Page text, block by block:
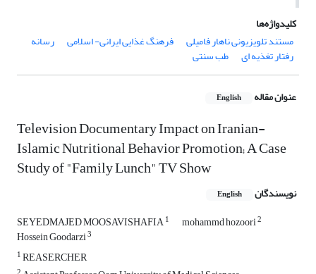
کلیدواژه‌ها
مستند تلویزیونی ناهار فامیلی
فرهنگ غذایی ایرانی- اسلامی رسانه
رفتار تغذیه ای طب سنتی
عنوان مقاله English
Television Documentary Impact on Iranian-
Islamic Nutritional Behavior Promotion; A Case
Study of "Family Lunch" TV Show
نویسندگان English
SEYEDMAJED MOOSAVISHAFIA1 mohammd hozoori2
Hossein Goodarzi3
1REASERCHER